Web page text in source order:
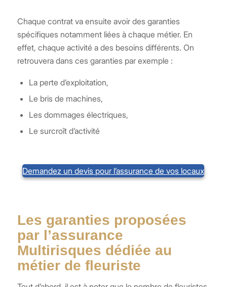
Chaque contrat va ensuite avoir des garanties
spécifiques notamment liées à chaque métier. En
effet, chaque activité a des besoins différents. On
retrouvera dans ces garanties par exemple :
La perte d’exploitation,
Le bris de machines,
Les dommages électriques,
Le surcroît d’activité
Demandez un devis pour l’assurance de vos locaux
Les garanties proposées
par l’assurance
Multirisques dédiée au
métier de fleuriste